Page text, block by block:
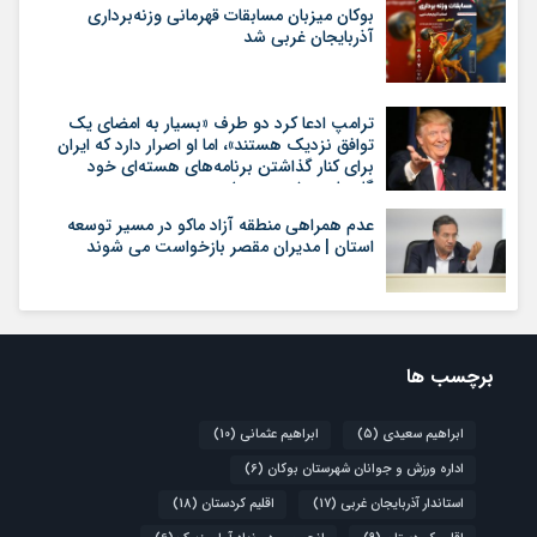
بوکان میزبان مسابقات قهرمانی وزنه‌برداری
آذربایجان غربی شد
ترامپ ادعا کرد دو طرف «بسیار به امضای یک
توافق نزدیک هستند»، اما او اصرار دارد که ایران
برای کنار گذاشتن برنامه‌های هسته‌ای خود
گام‌های بیشتری بردارد
عدم همراهی منطقه آزاد ماکو در مسیر توسعه
استان | مدیران مقصر بازخواست می شوند
برچسب ها
ابراهیم سعیدی (5) ابراهیم عثمانی (10)
اداره ورزش و جوانان شهرستان بوکان (6)
استاندار آذربایجان غربی (17) اقلیم کردستان (18)